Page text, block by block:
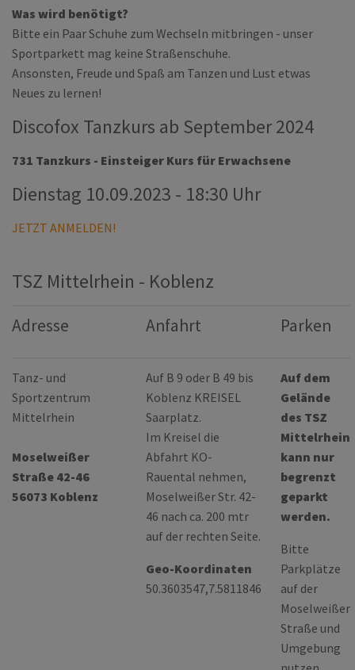
Was wird benötigt?
Bitte ein Paar Schuhe zum Wechseln mitbringen - unser
Sportparkett mag keine Straßenschuhe.
Ansonsten, Freude und Spaß am Tanzen und Lust etwas
Neues zu lernen!
Discofox Tanzkurs ab September 2024
731 Tanzkurs - Einsteiger Kurs für Erwachsene
Dienstag 10.09.2023 - 18:30 Uhr
JETZT ANMELDEN!
TSZ Mittelrhein - Koblenz
Adresse Anfahrt Parken
Tanz- und
Sportzentrum
Mittelrhein
Moselweißer
Straße 42-46
56073 Koblenz
Auf B 9 oder B 49 bis
Koblenz KREISEL
Saarplatz.
Im Kreisel die
Abfahrt KO-
Rauental nehmen,
Moselweißer Str. 42-
46 nach ca. 200 mtr
auf der rechten Seite.
Geo-Koordinaten
50.3603547,7.5811846
Auf dem
Gelände
des TSZ
Mittelrhein
kann nur
begrenzt
geparkt
werden.
Bitte
Parkplätze
auf der
Moselweißer
Straße und
Umgebung